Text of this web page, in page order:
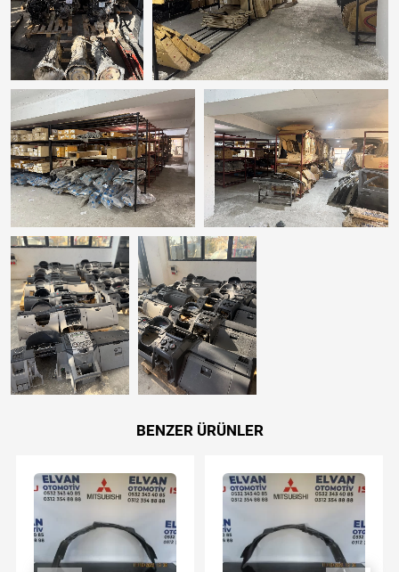
BENZER ÜRÜNLER